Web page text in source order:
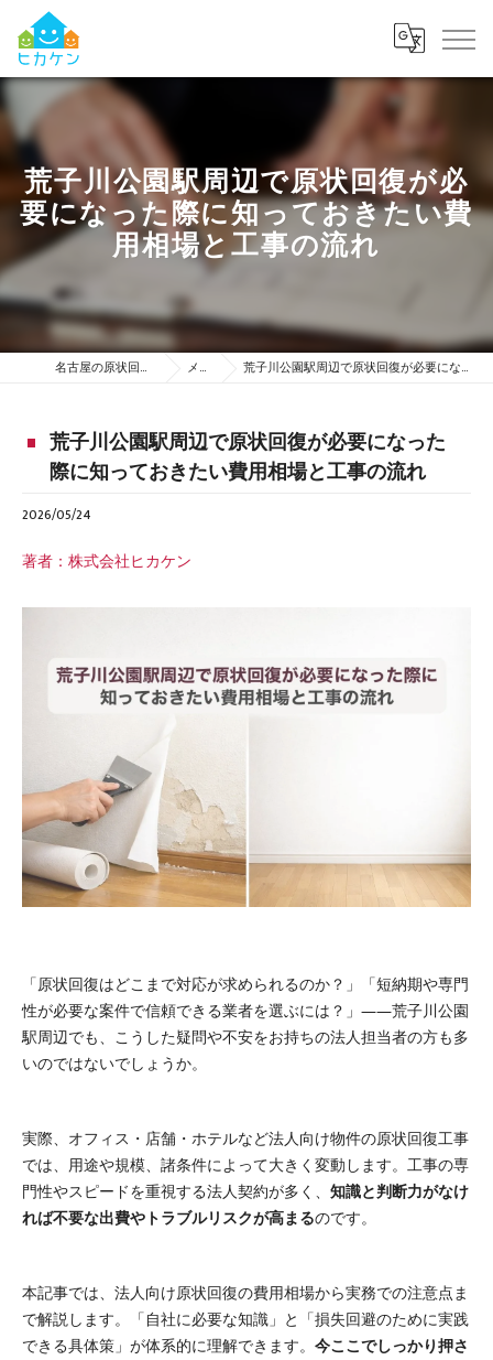
荒子川公園駅周辺で原状回復が必
要になった際に知っておきたい費
用相場と工事の流れ
名古屋の原状回復は株式会社ヒカケン メディア 荒子川公園駅周辺で原状回復が必要になった際に知っておきたい費用相場と工事の流れ
荒子川公園駅周辺で原状回復が必要になった
際に知っておきたい費用相場と工事の流れ
2026/05/24
著者：株式会社ヒカケン
「原状回復はどこまで対応が求められるのか？」「短納期や専門
性が必要な案件で信頼できる業者を選ぶには？」――荒子川公園
駅周辺でも、こうした疑問や不安をお持ちの法人担当者の方も多
いのではないでしょうか。
実際、オフィス・店舗・ホテルなど法人向け物件の原状回復工事
では、用途や規模、諸条件によって大きく変動します。工事の専
門性やスピードを重視する法人契約が多く、 知識と判断力がなけ
れば不要な出費やトラブルリスクが高まるのです。
本記事では、法人向け原状回復の費用相場から実務での注意点ま
で解説します。「自社に必要な知識」と「損失回避のために実践
できる具体策」が体系的に理解できます。 今ここでしっかり押さ